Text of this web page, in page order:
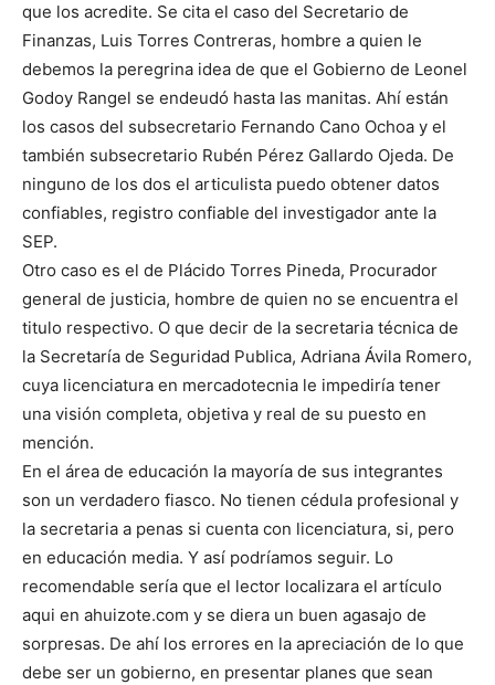
que los acredite. Se cita el caso del Secretario de
Finanzas, Luis Torres Contreras, hombre a quien le
debemos la peregrina idea de que el Gobierno de Leonel
Godoy Rangel se endeudó hasta las manitas. Ahí están
los casos del subsecretario Fernando Cano Ochoa y el
también subsecretario Rubén Pérez Gallardo Ojeda. De
ninguno de los dos el articulista puedo obtener datos
confiables, registro confiable del investigador ante la
SEP.
Otro caso es el de Plácido Torres Pineda, Procurador
general de justicia, hombre de quien no se encuentra el
titulo respectivo. O que decir de la secretaria técnica de
la Secretaría de Seguridad Publica, Adriana Ávila Romero,
cuya licenciatura en mercadotecnia le impediría tener
una visión completa, objetiva y real de su puesto en
mención.
En el área de educación la mayoría de sus integrantes
son un verdadero fiasco. No tienen cédula profesional y
la secretaria a penas si cuenta con licenciatura, si, pero
en educación media. Y así podríamos seguir. Lo
recomendable sería que el lector localizara el artículo
aqui en ahuizote.com y se diera un buen agasajo de
sorpresas. De ahí los errores en la apreciación de lo que
debe ser un gobierno, en presentar planes que sean